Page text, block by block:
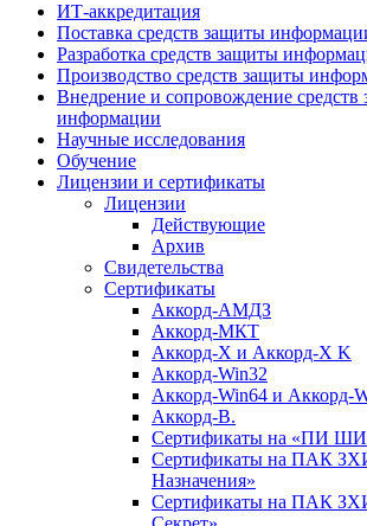
ИТ-аккредитация
Поставка средств защиты
Разработка средств защиты
Производство средств защиты
Внедрение и сопровождение средств
информации
Научные исследования
Обучение
Лицензии и сертификаты
Лицензии
Действующие
Архив
Свидетельства
Сертификаты
Аккорд-АМДЗ
Аккорд-МКТ
Аккорд-Х и Аккорд-Х K
Аккорд-Win32
Аккорд-Win64 и Аккорд-
Аккорд-В.
Cертификаты на «ПИ
Cертификаты на ПАК
Назначения»
Cертификаты на ПАК